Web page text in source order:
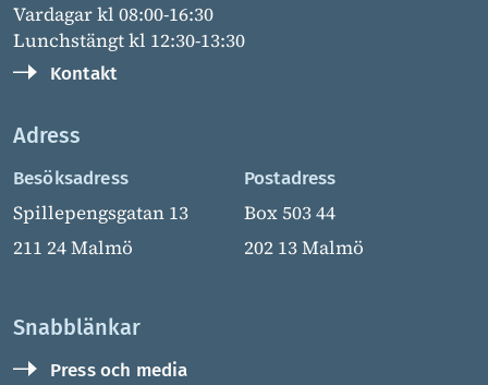
Vardagar kl 08:00-16:30
Lunchstängt kl 12:30-13:30
Kontakt
Adress
Besöksadress
Spillepengsgatan 13
211 24 Malmö
Postadress
Box 503 44
202 13 Malmö
Snabblänkar
Press och media